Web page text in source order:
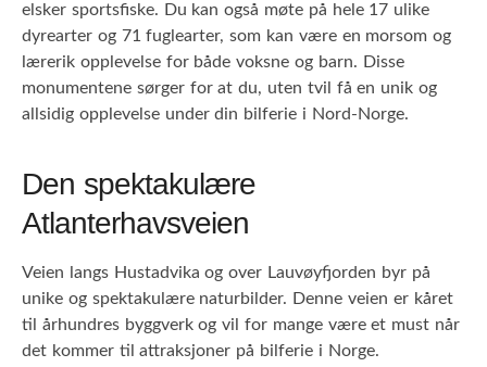
elsker sportsfiske. Du kan også møte på hele 17 ulike
dyrearter og 71 fuglearter, som kan være en morsom og
lærerik opplevelse for både voksne og barn. Disse
monumentene sørger for at du, uten tvil få en unik og
allsidig opplevelse under din bilferie i Nord-Norge.
Den spektakulære
Atlanterhavsveien
Veien langs Hustadvika og over Lauvøyfjorden byr på
unike og spektakulære naturbilder. Denne veien er kåret
til århundres byggverk og vil for mange være et must når
det kommer til attraksjoner på bilferie i Norge.